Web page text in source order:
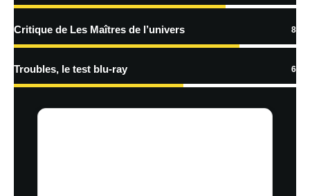
Critique de Les Maîtres de l’univers 8
Troubles, le test blu-ray 6